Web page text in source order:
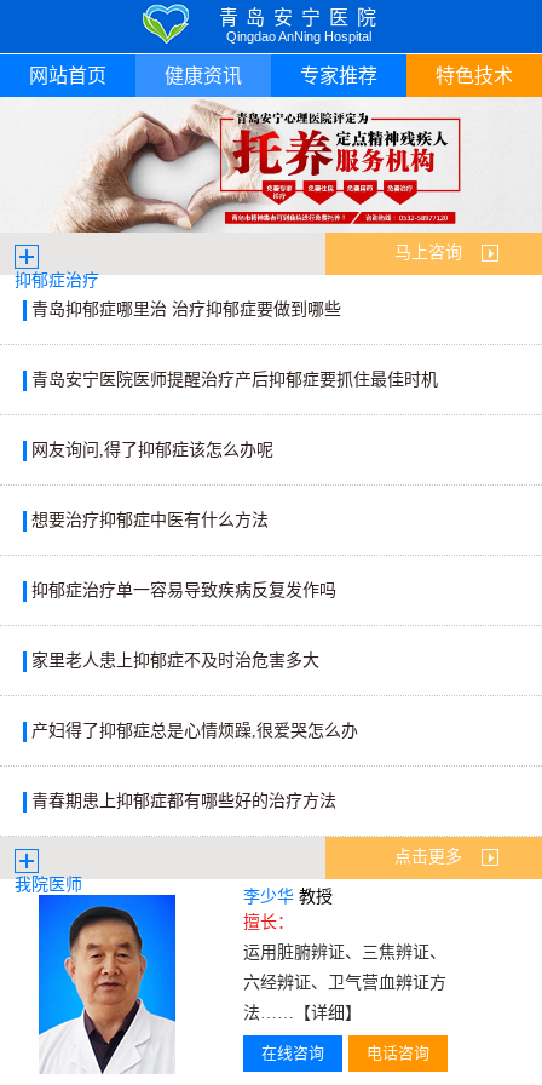
青岛安宁医院
Qingdao AnNing Hospital
网站首页 健康资讯 专家推荐 特色技术
抑郁症治疗
马上咨询
青岛抑郁症哪里治 治疗抑郁症要做到哪些
青岛安宁医院医师提醒治疗产后抑郁症要抓住最佳时机
网友询问,得了抑郁症该怎么办呢
想要治疗抑郁症中医有什么方法
抑郁症治疗单一容易导致疾病反复发作吗
家里老人患上抑郁症不及时治危害多大
产妇得了抑郁症总是心情烦躁,很爱哭怎么办
青春期患上抑郁症都有哪些好的治疗方法
我院医师
点击更多
李少华 教授
擅长：
运用脏腑辨证、三焦辨证、
六经辨证、卫气营血辨证方
法……
【详细】
在线咨询 电话咨询